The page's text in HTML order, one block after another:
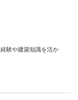
験や建築知識を活か